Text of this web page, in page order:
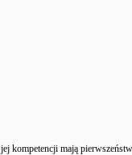
kompetencji mają